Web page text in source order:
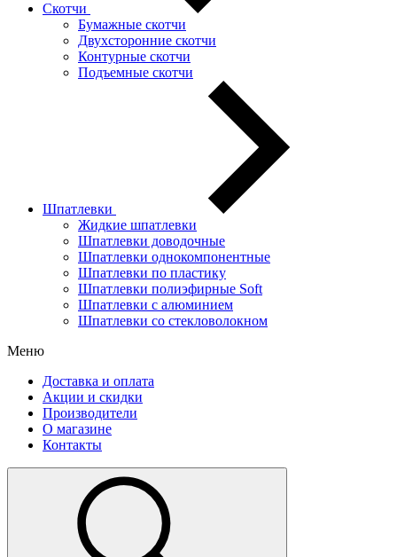
Скотчи
Бумажные скотчи
Двухсторонние скотчи
Контурные скотчи
Подъемные скотчи
Шпатлевки
Жидкие шпатлевки
Шпатлевки доводочные
Шпатлевки однокомпонентные
Шпатлевки по пластику
Шпатлевки полиэфирные Soft
Шпатлевки с алюминием
Шпатлевки со стекловолокном
Меню
Доставка и оплата
Акции и скидки
Производители
О магазине
Контакты